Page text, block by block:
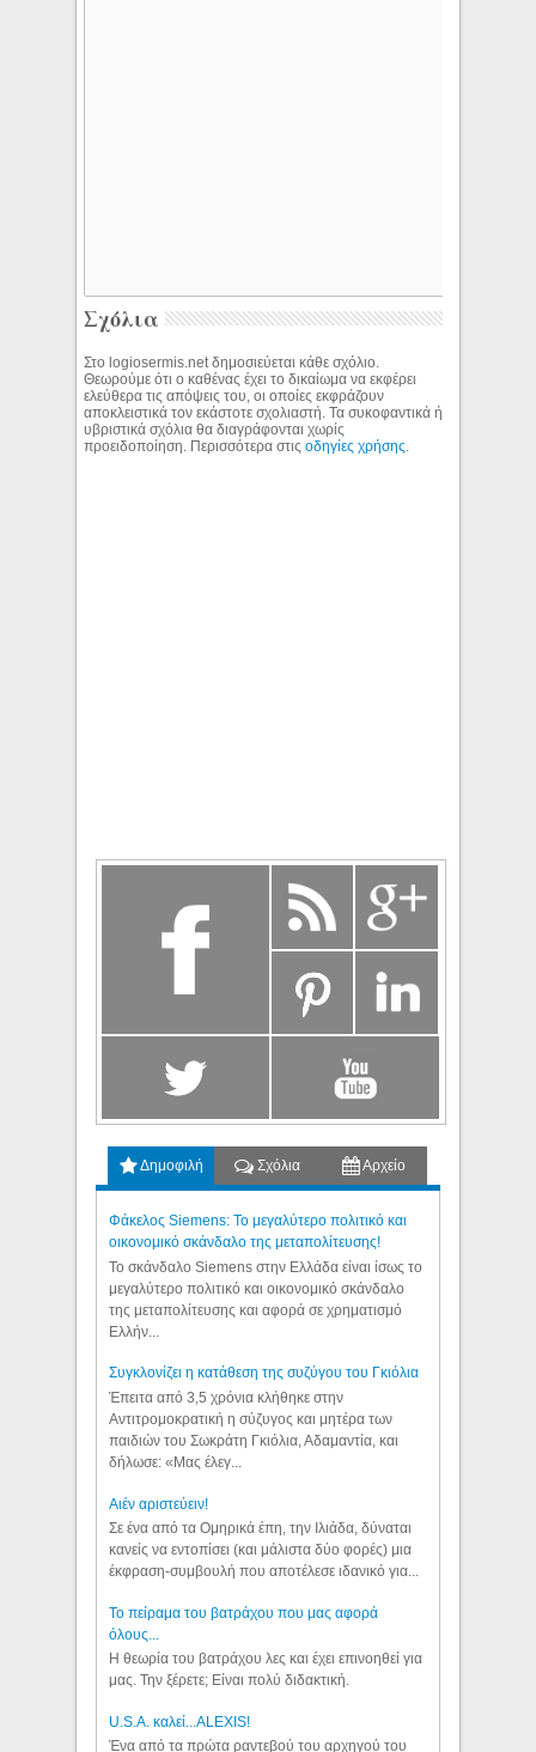
Σχόλια
Στο logiosermis.net δημοσιεύεται κάθε σχόλιο.
Θεωρούμε ότι ο καθένας έχει το δικαίωμα να εκφέρει
ελεύθερα τις απόψεις του, οι οποίες εκφράζουν
αποκλειστικά τον εκάστοτε σχολιαστή. Τα συκοφαντικά ή
υβριστικά σχόλια θα διαγράφονται χωρίς
προειδοποίηση. Περισσότερα στιςοδηγίες χρήσης.
Δημοφιλή Σχόλια Αρχείο
Φάκελος Siemens: Το μεγαλύτερο πολιτικό και
οικονομικό σκάνδαλο της μεταπολίτευσης!
Το σκάνδαλο Siemens στην Ελλάδα είναι ίσως το
μεγαλύτερο πολιτικό και οικονομικό σκάνδαλο
της μεταπολίτευσης και αφορά σε χρηματισμό
Ελλήν...
Συγκλονίζει η κατάθεση της συζύγου του Γκιόλια
Έπειτα από 3,5 χρόνια κλήθηκε στην
Αντιτρομοκρατική η σύζυγος και μητέρα των
παιδιών του Σωκράτη Γκιόλια, Αδαμαντία, και
δήλωσε: «Μας έλεγ...
Aιέν αριστεύειν!
Σε ένα από τα Ομηρικά έπη, την Ιλιάδα, δύναται
κανείς να εντοπίσει (και μάλιστα δύο φορές) μια
έκφραση-συμβουλή που αποτέλεσε ιδανικό για...
Το πείραμα του βατράχου που μας αφορά
όλους...
Η θεωρία του βατράχου λες και έχει επινοηθεί για
μας. Την ξέρετε; Είναι πολύ διδακτική.
U.S.A. καλεί...ALEXIS!
Ένα από τα πρώτα ραντεβού του αρχηγού του